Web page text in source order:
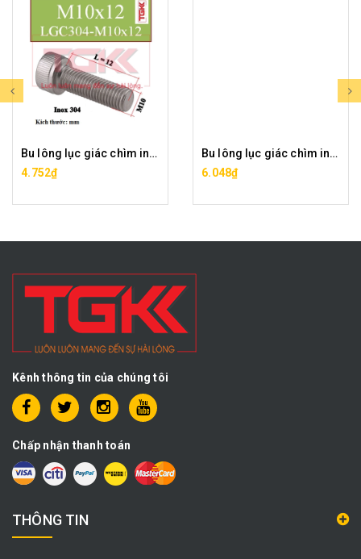
Bu lông lục giác chìm inox 304-M10x12
4.752₫
Bu lông lục giác chìm inox 304-M10x16
6.048₫
Kênh thông tin của chúng tôi
Chấp nhận thanh toán
THÔNG TIN